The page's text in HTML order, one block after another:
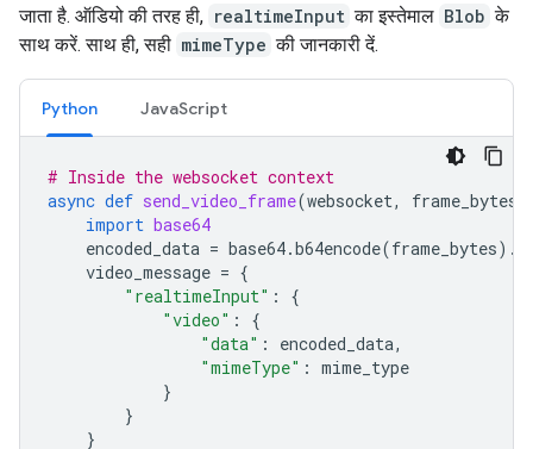
जाता है. ऑडियो की तरह ही, realtimeInput का इस्तेमाल Blob के
साथ करें. साथ ही, सही mimeType की जानकारी दें.
Python JavaScript
# Inside the websocket context
async def send_video_frame(websocket, frame_bytes
import base64
encoded_data = base64.b64encode(frame_bytes) .
video_message = {
"realtimeInput" :
{
"video" :
{
"data" : encoded_data,
"mimeType" : mime_type
}
}
}